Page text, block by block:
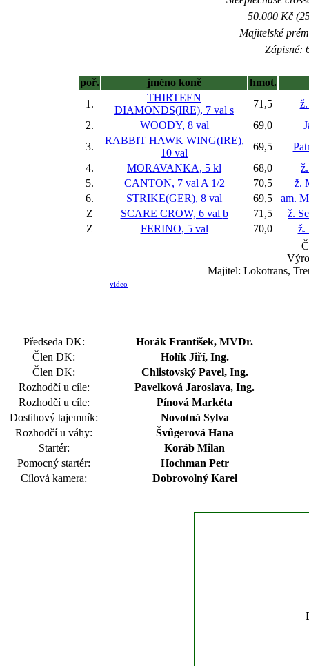
50.000 Kč
Majitelské
Zápisné:
poř. jméno koně
hmot.
1.
THIRTEEN
DIAMONDS(IRE), 7 val s
71,5
2.
WOODY, 8 val 69,0
3.
RABBIT HAWK WING(IRE),
10 val
69,5
4.
MORAVANKA, 5 kl 68,0
5.
CANTON, 7 val A 1/2 70,5
ž.
6.
STRIKE(GER), 8 val 69,5
am.
Z
SCARE CROW, 6 val b 71,5
ž.
Z
FERINO, 5 val 70,0
ž.
Majitel: Lokotrans,
video
Předseda DK:
Horák František, MVDr.
Člen DK:
Holík Jiří, Ing.
Člen DK:
Chlistovský Pavel, Ing.
Rozhodčí u cíle:
Pavelková Jaroslava, Ing.
Rozhodčí u cíle:
Pínová Markéta
Dostihový tajemník:
Novotná Sylva
Rozhodčí u váhy:
Švůgerová Hana
Startér:
Koráb Milan
Pomocný startér:
Hochman Petr
Cílová kamera:
Dobrovolný Karel